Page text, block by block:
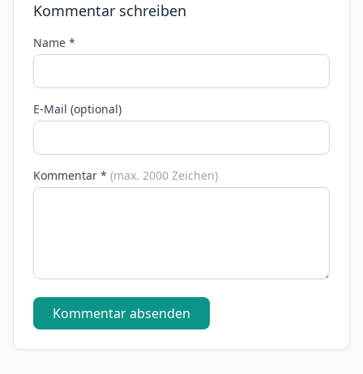
Kommentar schreiben
Name *
E-Mail (optional)
Kommentar * (max. 2000 Zeichen)
Kommentar absenden